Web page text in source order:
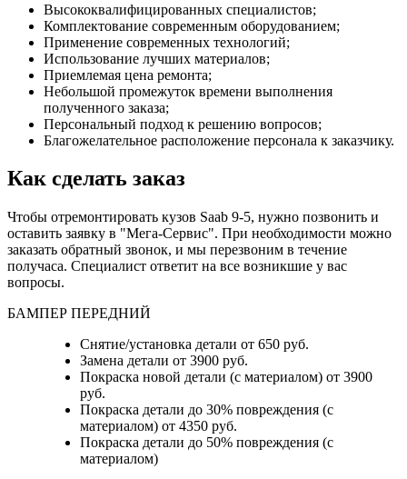
Высококвалифицированных специалистов;
Комплектование современным оборудованием;
Применение современных технологий;
Использование лучших материалов;
Приемлемая цена ремонта;
Небольшой промежуток времени выполнения
полученного заказа;
Персональный подход к решению вопросов;
Благожелательное расположение персонала к заказчику.
Как сделать заказ
Чтобы отремонтировать кузов Saab 9-5, нужно позвонить и
оставить заявку в "Мега-Сервис". При необходимости можно
заказать обратный звонок, и мы перезвоним в течение
получаса. Специалист ответит на все возникшие у вас
вопросы.
БАМПЕР ПЕРЕДНИЙ
Снятие/установка детали от 650 руб.
Замена детали от 3900 руб.
Покраска новой детали (с материалом) от 3900
руб.
Покраска детали до 30% повреждения (с
материалом) от 4350 руб.
Покраска детали до 50% повреждения (с
материалом)